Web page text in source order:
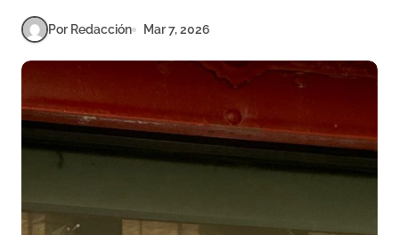
Por Redacción Mar 7, 2026